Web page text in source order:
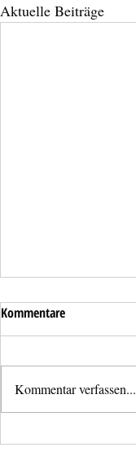
Aktuelle Beiträge
Kommentare
Kommentar verfassen...